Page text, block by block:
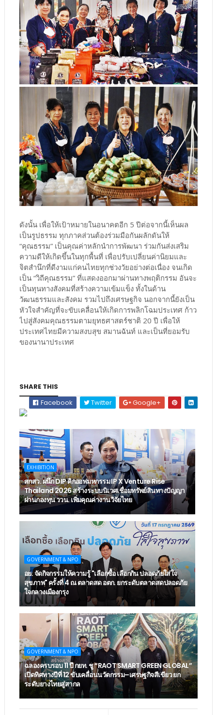
ดังนั้น เพื่อให้เป้าหมายในอนาคตอีก 5 ปีต่อจากนี้เห็นผล
เป็นรูปธรรม ทุกภาคส่วนต้องร่วมมือกันผลักดันให้
“คุณธรรม” เป็นคุณค่าหลักนำการพัฒนา ร่วมกันส่งเสริม
ความดีให้เกิดขึ้นในทุกพื้นที่ เพื่อปรับเปลี่ยนค่านิยมและ
จิตสำนึกที่ดีงามแก่คนไทยทุกช่วงวัยอย่างต่อเนื่อง จนเกิด
เป็น “วิถีคุณธรรม” ที่แสดงออกมาผ่านทางพฤติกรรม อันจะ
เป็นทุนทางสังคมที่สร้างความเข้มแข็ง ทั้งในด้าน
วัฒนธรรมและสังคม รวมไปถึงเศรษฐกิจ นอกจากนี้ยังเป็น
หัวใจสำคัญที่จะขับเคลื่อนให้เกิดการพลิกโฉมประเทศ ก้าว
ไปสู่สังคมคุณธรรมตามยุทธศาสตร์ชาติ 20 ปี เพื่อให้
ประเทศไทยมีความสงบสุข สมานฉันท์ และเป็นที่ยอมรับ
ของนานาประเทศ
SHARE THIS
Facebook
Twitter Google+
EXHIBITION
สกสว. ผนึก DIP คิกออฟมหกรรม IP X Venture Rise
Thailand 2026 สร้างระบบนิเวศเชื่อมทรัพย์สินทางปัญญา
ผ่านกองทุน ววน. เพิ่มคุณค่างานวิจัยไทย
GOVERNMENT & NPO
อย. จัดกิจกรรมให้ความรู้ "เลือกซื้อ เลือกกิน ปลอดภัยใส่ใจ
สุขภาพ" ครั้งที่ 4 ณ ตลาดสด อตก. ยกระดับตลาดสดปลอดภัย
ใจกลางเมืองกรุง
GOVERNMENT & NPO
ฉลองครบรอบ 11 ปี กยท. ชู “RAOT SMART GREEN GLOBAL”
เปิดทิศทางปีที่ 12 ขับเคลื่อนนวัตกรรม–เศรษฐกิจสีเขียว ยก
ระดับยางไทยสู่สากล